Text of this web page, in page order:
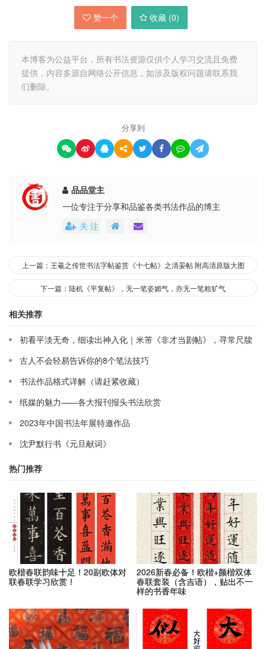
赞一个 收藏 (0)
本博客为公益平台，所有书法资源仅供个人学习交流且免费
提供，内容多源自网络公开信息，如涉及版权问题请联系我
们删除。
分享到
品品堂主
一位专注于分享和品鉴各类书法作品的博主
关 注
上一篇：王羲之传世书法字帖鉴赏《十七帖》之清晏帖 附高清原版大图
下一篇：陆机《平复帖》，无一笔姿媚气，亦无一笔粗犷气
相关推荐
初看平淡无奇，细读出神入化｜米芾《非才当剧帖》，寻常尺牍
藏大道
古人不会轻易告诉你的8个笔法技巧
书法作品格式详解（请赶紧收藏）
纸媒的魅力——各大报刊报头书法欣赏
2023年中国书法年展特邀作品
沈尹默行书《元旦献词》
热门推荐
欧楷春联韵味十足！20副欧体对
联春联学习欣赏！
2026新春必备！欧楷+颜楷双体
春联套装（含吉语），贴出不一
样的书香年味